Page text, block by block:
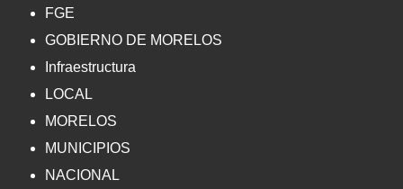
FGE
GOBIERNO DE MORELOS
Infraestructura
LOCAL
MORELOS
MUNICIPIOS
NACIONAL